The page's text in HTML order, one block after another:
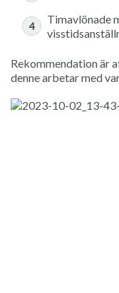
Timavlönade
Rekommendation är
denne arbetar med